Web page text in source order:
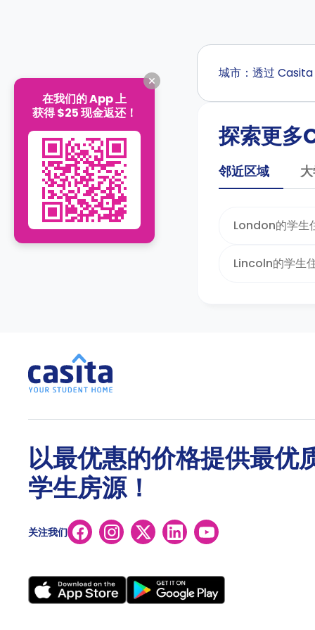
城市：透过 Casita
探索更
邻近区域
London的学生
Lincoln的学生
以最优惠的价格提供最优
学生房源！
关注我们
在我们的 App 上
获得 $25 现金返还！